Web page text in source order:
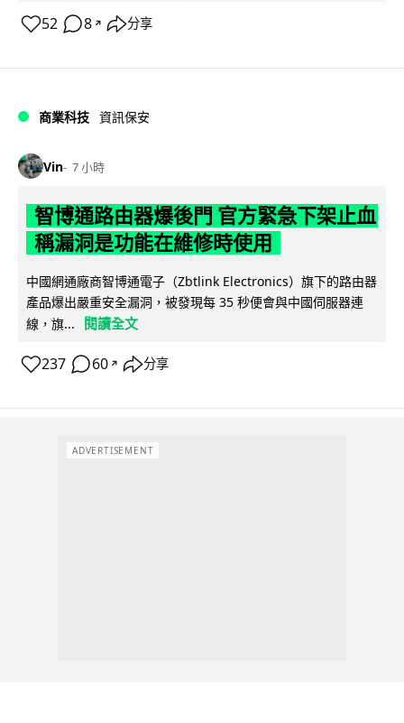
52 8 ↗ 分享
商業科技 資訊保安
Vin 7 小時
智博通路由器爆後門 官方緊急下架止血
稱漏洞是功能在維修時使用
中國網通廠商智博通電子（Zbtlink Electronics）旗下的路由器
產品爆出嚴重安全漏洞，被發現每 35 秒便會與中國伺服器連
線，旗...
閱讀全文
237 60 ↗ 分享
ADVERTISEMENT